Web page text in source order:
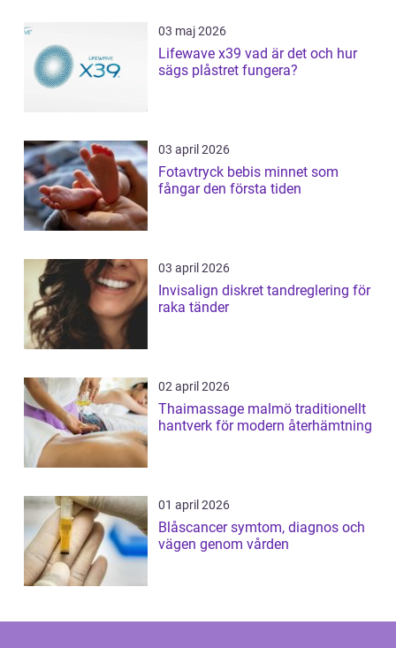
03 maj 2026
Lifewave x39 vad är det och hur
sägs plåstret fungera?
03 april 2026
Fotavtryck bebis minnet som
fångar den första tiden
03 april 2026
Invisalign diskret tandreglering för
raka tänder
02 april 2026
Thaimassage malmö traditionellt
hantverk för modern återhämtning
01 april 2026
Blåscancer symtom, diagnos och
vägen genom vården